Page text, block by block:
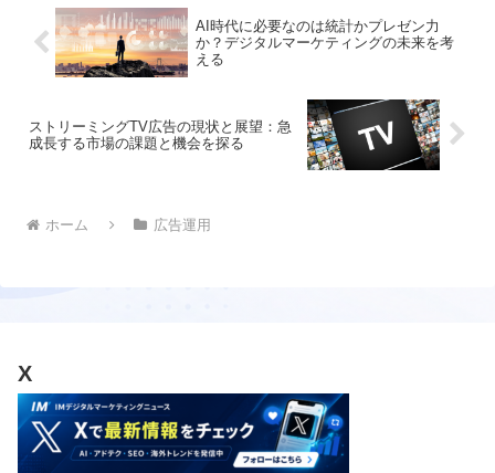
AI時代に必要なのは統計かプレゼン力
か？デジタルマーケティングの未来を考
える
ストリーミングTV広告の現状と展望：急
成長する市場の課題と機会を探る
ホーム 広告運用
X